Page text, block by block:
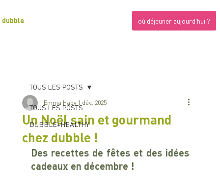
où déjeuner aujourd'hui ?
dubble
TOUS LES POSTS
DUBBLE+HEALTHY
TOUS LES POSTS
Un Noël sain et gourmand
chez dubble !
Emma Haby 1 déc. 2025
Des recettes de fêtes et des idées
cadeaux en décembre !